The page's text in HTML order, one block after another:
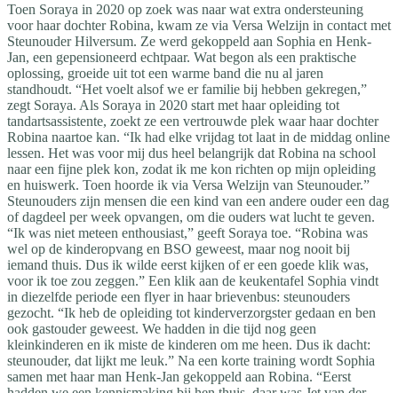
Toen Soraya in 2020 op zoek was naar wat extra ondersteuning
voor haar dochter Robina, kwam ze via Versa Welzijn in contact met
Steunouder Hilversum. Ze werd gekoppeld aan Sophia en Henk-
Jan, een gepensioneerd echtpaar. Wat begon als een praktische
oplossing, groeide uit tot een warme band die nu al jaren
standhoudt. “Het voelt alsof we er familie bij hebben gekregen,”
zegt Soraya. Als Soraya in 2020 start met haar opleiding tot
tandartsassistente, zoekt ze een vertrouwde plek waar haar dochter
Robina naartoe kan. “Ik had elke vrijdag tot laat in de middag online
lessen. Het was voor mij dus heel belangrijk dat Robina na school
naar een fijne plek kon, zodat ik me kon richten op mijn opleiding
en huiswerk. Toen hoorde ik via Versa Welzijn van Steunouder.”
Steunouders zijn mensen die een kind van een andere ouder een dag
of dagdeel per week opvangen, om die ouders wat lucht te geven.
“Ik was niet meteen enthousiast,” geeft Soraya toe. “Robina was
wel op de kinderopvang en BSO geweest, maar nog nooit bij
iemand thuis. Dus ik wilde eerst kijken of er een goede klik was,
voor ik toe zou zeggen.” Een klik aan de keukentafel Sophia vindt
in diezelfde periode een flyer in haar brievenbus: steunouders
gezocht. “Ik heb de opleiding tot kinderverzorgster gedaan en ben
ook gastouder geweest. We hadden in die tijd nog geen
kleinkinderen en ik miste de kinderen om me heen. Dus ik dacht:
steunouder, dat lijkt me leuk.” Na een korte training wordt Sophia
samen met haar man Henk-Jan gekoppeld aan Robina. “Eerst